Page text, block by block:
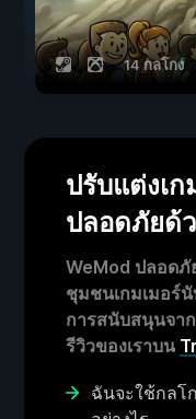
14 กลโกง
ปรับแต่งเ
ปลอดภัยด้
WeMod ปลอดภั
ชุมชนเกมเมอร์นั
การสนับสนุนจา
รีวิวของเราบน
ฉันจะใช้กลโ